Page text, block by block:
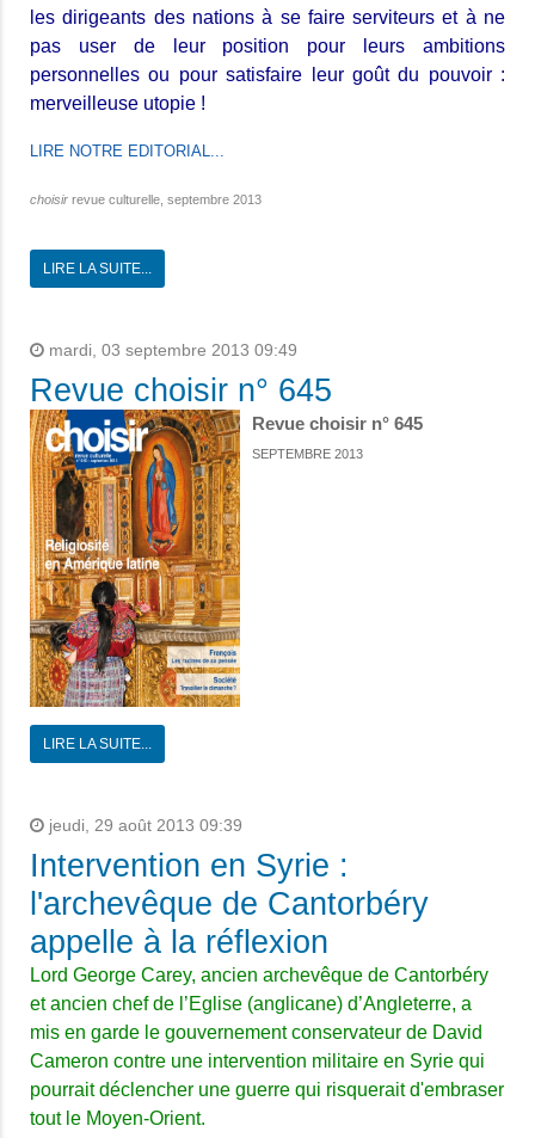
les dirigeants des nations à se faire serviteurs et à ne
pas user de leur position pour leurs ambitions
personnelles ou pour satisfaire leur goût du pouvoir :
merveilleuse utopie !
LIRE NOTRE EDITORIAL...
choisir revue culturelle, septembre 2013
LIRE LA SUITE...
mardi, 03 septembre 2013 09:49
Revue choisir n° 645
Revue choisir n° 645
SEPTEMBRE 2013
LIRE LA SUITE...
jeudi, 29 août 2013 09:39
Intervention en Syrie :
l'archevêque de Cantorbéry
appelle à la réflexion
Lord George Carey, ancien archevêque de Cantorbéry
et ancien chef de l’Eglise (anglicane) d’Angleterre, a
mis en garde le gouvernement conservateur de David
Cameron contre une intervention militaire en Syrie qui
pourrait déclencher une guerre qui risquerait d'embraser
tout le Moyen-Orient.